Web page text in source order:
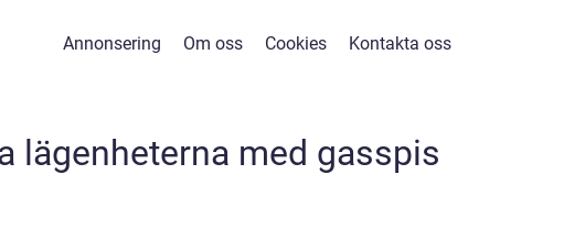
Annonsering Om oss Cookies Kontakta oss
lägenheterna med gasspis